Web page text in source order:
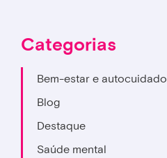
Categorias
Bem-estar e autocuidado
Blog
Destaque
Saúde mental